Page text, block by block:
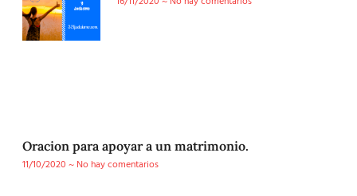
Oracion para apoyar a un matrimonio.
11/10/2020
No hay comentarios